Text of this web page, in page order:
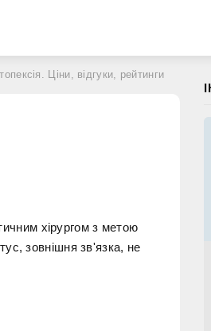
Ціни, відгуки, рейтинги
хірургом з метою
зовнішня зв'язка, не